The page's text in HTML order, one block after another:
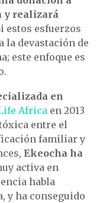
y realizará
estos esfuerzos
devastación de
este enfoque es
en
Africa en 2013
entre el
familiar y
Ekeocha ha
activa en
habla
y ha conseguido